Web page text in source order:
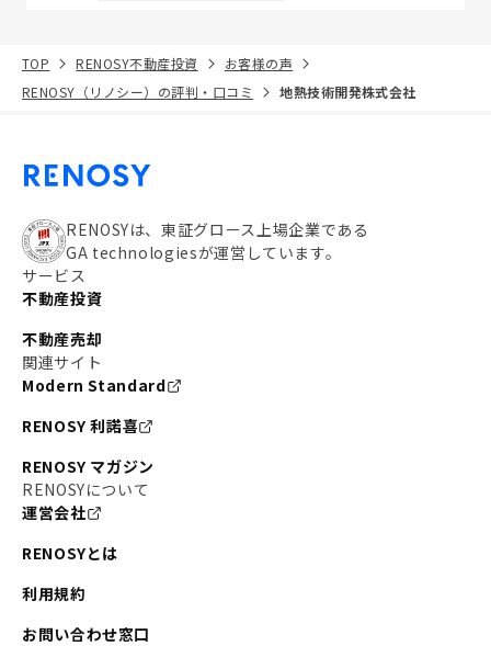
TOP RENOSY不動産投資
お客様の声
RENOSY（リノシー）の評判・口コミ
地熱技術開発株式会社
RENOSYは、東証グロース上場企業である
GA technologiesが運営しています。
サービス
不動産投資
不動産売却
関連サイト
Modern Standard
RENOSY 利諾喜
RENOSY マガジン
RENOSYについて
運営会社
RENOSYとは
利用規約
お問い合わせ窓口